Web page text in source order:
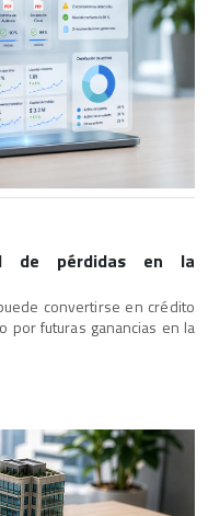
de pérdidas en la
convertirse en crédito
por futuras ganancias en la